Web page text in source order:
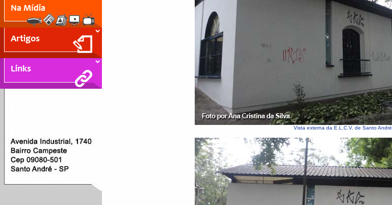
Vista externa da E.L.C.V. de Santo André